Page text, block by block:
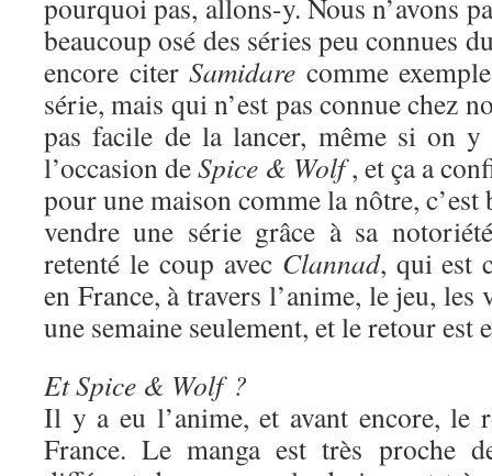
pourquoi pas, allons-y. Nous n’avons
beaucoup osé des séries peu connues
encore citer Samidare comme
série, mais qui n’est pas connue chez
pas facile de la lancer, même si on
l’occasion deSpice & Wolf, et ça a
pour une maison comme la nôtre,
vendre une série grâce à sa
retenté le coup avec Clannad, qui est
en France, à travers l’anime, le jeu,
une semaine seulement, et le retour est
Et Spice & Wolf ?
Il y a eu l’anime, et avant encore, le
France. Le manga est très proche